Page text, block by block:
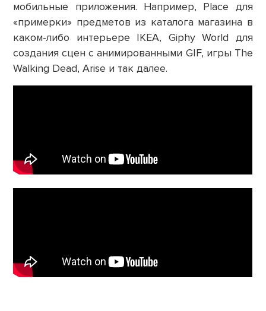
мобильные приложения. Например, Place для
«примерки» предметов из каталога магазина в
каком-либо интерьере IKEA, Giphy World для
создания сцен с анимированными GIF, игры The
Walking Dead, Arise и так далее.